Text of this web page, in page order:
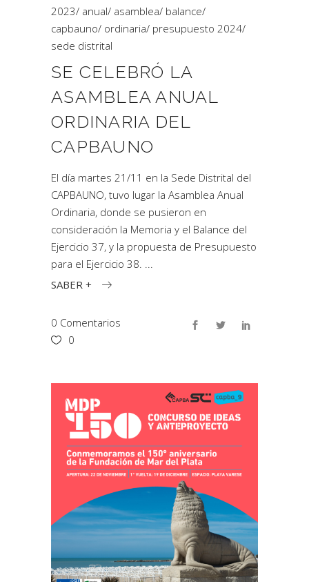
2023/ anual/ asamblea/ balance/
capbauno/ ordinaria/ presupuesto 2024/
sede distrital
SE CELEBRÓ LA
ASAMBLEA ANUAL
ORDINARIA DEL
CAPBAUNO
El día martes 21/11 en la Sede Distrital del
CAPBAUNO, tuvo lugar la Asamblea Anual
Ordinaria, donde se pusieron en
consideración la Memoria y el Balance del
Ejercicio 37, y la propuesta de Presupuesto
para el Ejercicio 38.
SABER +
0 Comentarios
0